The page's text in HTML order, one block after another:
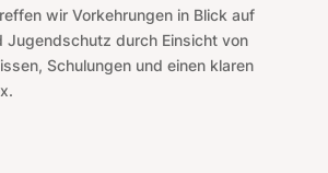
wir Vorkehrungen in Blick auf
Jugendschutz durch Einsicht von
Schulungen und einen klaren